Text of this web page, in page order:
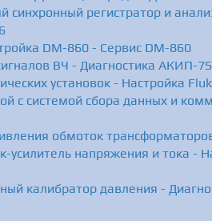
регистратор и
DM-860 - Сервис DM-860
ВЧ - Диагностика АКИП-
установок - Настройка
с системой сбора данных и
обмоток
напряжения и тока -
калибратор давления -